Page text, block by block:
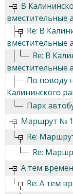
В
вместительные
Re: В
вместительные
Re: В
вместительные
По поводу
Калининского
Парк
Маршрут №
Re:
Re:
А тем
Re: А тем